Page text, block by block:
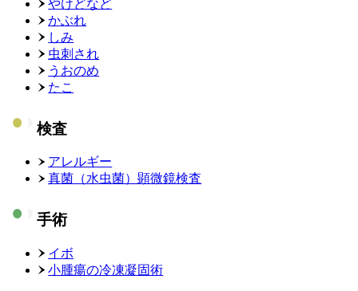
やけどなど
かぶれ
しみ
虫刺され
うおのめ
たこ
検査
アレルギー
真菌（水虫菌）顕微鏡検査
手術
イボ
小腫瘍の冷凍凝固術